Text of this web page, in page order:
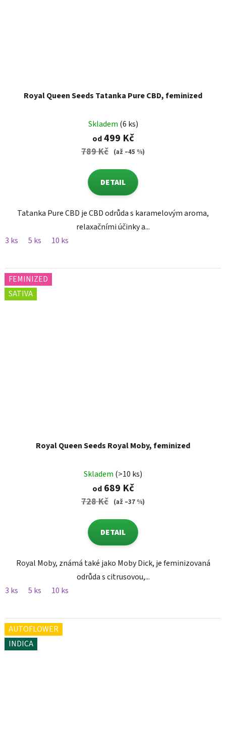
Royal Queen Seeds Tatanka Pure CBD, feminized
Skladem (6 ks)
od499 Kč
789 Kč (až –45 %)
DETAIL
Tatanka Pure CBD je CBD odrůda s karamelovým aroma,
relaxačními účinky a...
3 ks
5 ks 10 ks
FEMINIZED
SATIVA
Royal Queen Seeds Royal Moby, feminized
Skladem (>10 ks)
od689 Kč
728 Kč (až –37 %)
DETAIL
Royal Moby, známá také jako Moby Dick, je feminizovaná
odrůda s citrusovou,...
3 ks
5 ks 10 ks
AUTOFLOWER
INDICA